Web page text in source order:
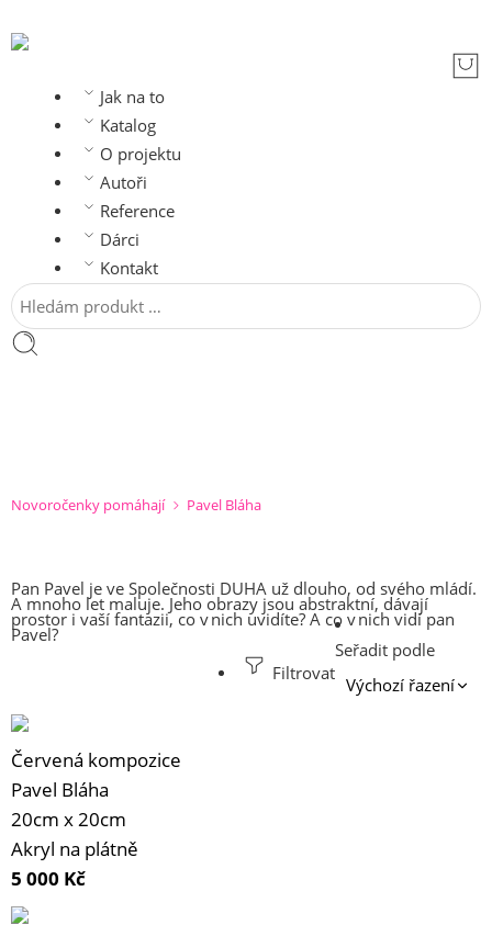
Jak na to
Katalog
O projektu
Autoři
Reference
Dárci
Kontakt
Novoročenky pomáhají Pavel Bláha
Pan Pavel je ve Společnosti DUHA už dlouho, od svého mládí.
A mnoho let maluje. Jeho obrazy jsou abstraktní, dávají
prostor i vaší fantazii, co v nich uvidíte? A co v nich vidí pan
Pavel?
Filtrovat
Seřadit podle
Červená kompozice
Pavel Bláha
20cm x 20cm
Akryl na plátně
5 000 Kč